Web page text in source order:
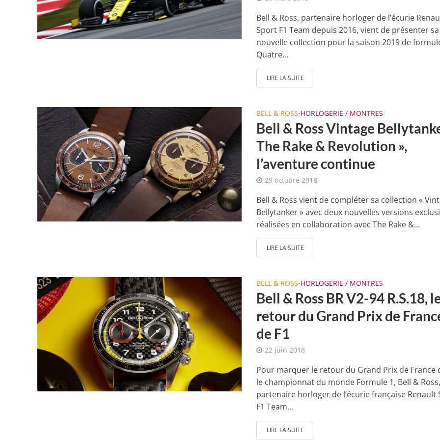
Bell & Ross, partenaire horloger de l’écurie
Sport F1 Team depuis 2016, vient de présenter sa
nouvelle collection pour la saison 2019 de
Quatre...
LIRE LA SUITE
BELL & ROSS•HORLOGERIE / MONTRES
Bell & Ross Vintage
The Rake & Revolution »,
l’aventure continue
29 octobre 2018
Bell & Ross vient de compléter sa collection «
Bellytanker » avec deux nouvelles versions
réalisées en collaboration avec The Rake &...
LIRE LA SUITE
BELL & ROSS•HORLOGERIE / MONTRES
Bell & Ross BR V2-94 R.S.18,
retour du Grand Prix de
de F1
22 juin 2018
Pour marquer le retour du Grand Prix de France
le championnat du monde Formule 1, Bell & Ross,
partenaire horloger de l’écurie française Renault
F1 Team...
LIRE LA SUITE